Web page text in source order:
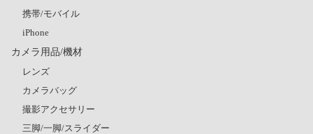
携帯/モバイル
iPhone
カメラ用品/機材
レンズ
カメラバッグ
撮影アクセサリー
三脚/一脚/スライダー